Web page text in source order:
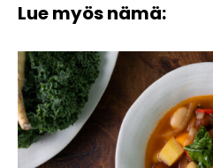
Lue myös nämä: